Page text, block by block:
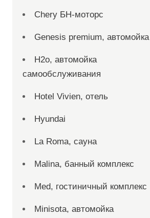
Chery БН-моторс
Genesis premium, автомойка
H2o, автомойка
самообслуживания
Hotel Vivien, отель
Hyundai
La Roma, сауна
Malina, банный комплекс
Med, гостиничный комплекс
Minisota, автомойка